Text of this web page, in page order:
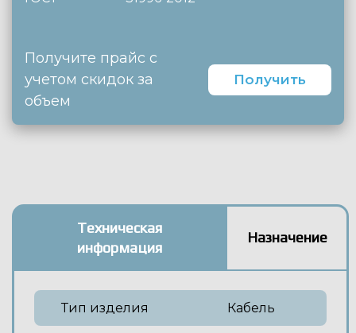
Получите прайс с
учетом скидок за
объем
Получить
Техническая
информация
Назначение
Тип изделия Кабель